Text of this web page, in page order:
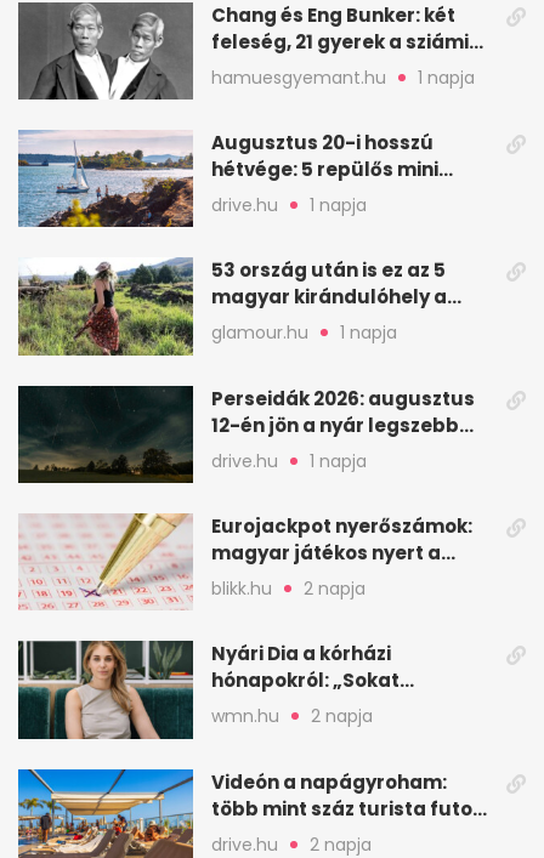
Chang és Eng Bunker: két
feleség, 21 gyerek a sziámi
ikrek életében
hamuesgyemant.hu 1 napja
Augusztus 20-i hosszú
hétvége: 5 repülős mini
nyaralás 0 szabadsággal
drive.hu 1 napja
53 ország után is ez az 5
magyar kirándulóhely a
kedvencem
glamour.hu 1 napja
Perseidák 2026: augusztus
12-én jön a nyár legszebb
csillaghullása
drive.hu 1 napja
Eurojackpot nyerőszámok:
magyar játékos nyert a
2026. augusztus 4-i húzáson
blikk.hu 2 napja
Nyári Dia a kórházi
hónapokról: „Sokat
veszekedtem Istennel”
wmn.hu 2 napja
Videón a napágyroham:
több mint száz turista futott
a helyekért Tenerifén
drive.hu 2 napja